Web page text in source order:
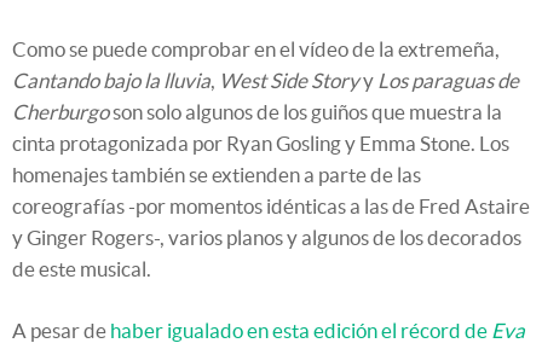
Como se puede comprobar en el vídeo de la extremeña,
Cantando bajo la lluvia West Side Storyy Los paraguas de
Cherburgoson solo algunos de los guiños que muestra la
cinta protagonizada por Ryan Gosling y Emma Stone. Los
homenajes también se extienden a parte de las
coreografías -por momentos idénticas a las de Fred Astaire
y Ginger Rogers-, varios planos y algunos de los decorados
de este musical.
A pesar de haber igualado en esta edición el récord de Eva